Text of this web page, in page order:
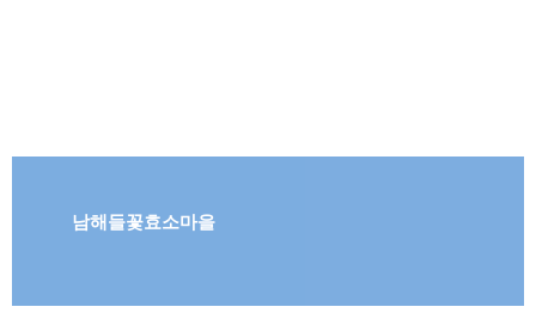
남해들꽃효소마을